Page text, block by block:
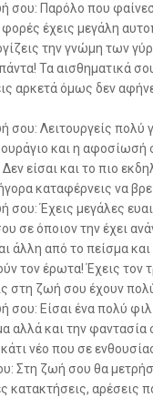
σου: Παρόλο που
έχεις μεγάλη
την γνώμη των
Τα αισθηματικά
αρκετά όμως δεν
σου: Λειτουργείς πολύ
και η
είσαι και το πιο
καταφέρνεις να
σου: Έχεις μεγάλες
σε όποιον την έχει
άλλη από το πείσμα
τον έρωτα! Έχεις τον
στη ζωή σου έχουν
σου: Είσαι ένα πολύ
αλλά και την
κάτι νέο που σε
Στη ζωή σου θα
κατακτήσεις,